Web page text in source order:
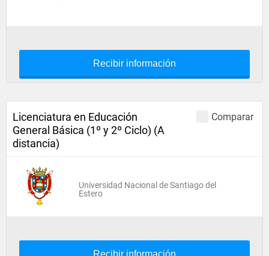
Recibir información
Comparar
Licenciatura en Educación
General Básica (1º y 2º Ciclo) (A
distancia)
Universidad Nacional de Santiago del
Estero
Recibir información